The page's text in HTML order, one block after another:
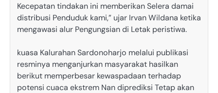
Kecepatan tindakan ini memberikan Selera damai
distribusi Penduduk kami,” ujar Irvan Wildana ketika
mengawasi alur Pengungsian di Letak peristiwa.
kuasa Kalurahan Sardonoharjo melalui publikasi
resminya menganjurkan masyarakat hasilkan
berikut memperbesar kewaspadaan terhadap
potensi cuaca ekstrem Nan diprediksi Tetap akan